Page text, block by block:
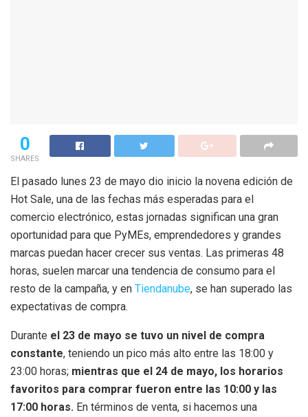
0
SHARES
El pasado lunes 23 de mayo dio inicio la novena edición de
Hot Sale, una de las fechas más esperadas para el
comercio electrónico, estas jornadas significan una gran
oportunidad para que PyMEs, emprendedores y grandes
marcas puedan hacer crecer sus ventas. Las primeras 48
horas, suelen marcar una tendencia de consumo para el
resto de la campaña, y en Tiendanube, se han superado las
expectativas de compra.
Durante el 23 de mayo se tuvo un nivel de compra
constante, teniendo un pico más alto entre las 18:00 y
23:00 horas; mientras que el 24 de mayo, los horarios
favoritos para comprar fueron entre las 10:00 y las
17:00 horas. En términos de venta, si hacemos una